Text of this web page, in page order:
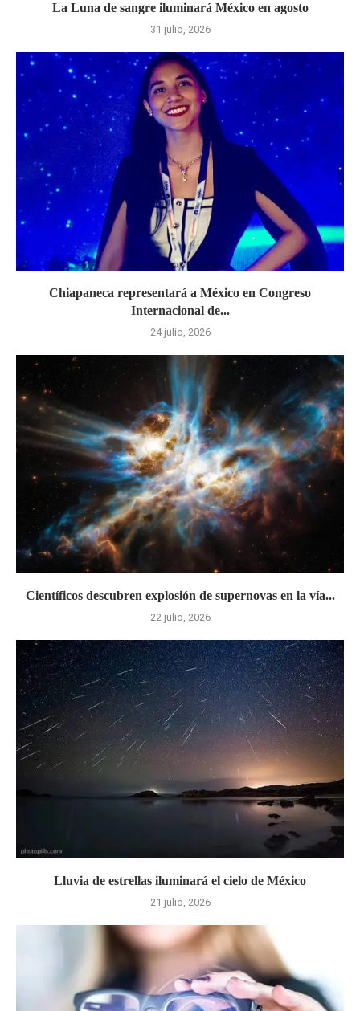
La Luna de sangre iluminará México en agosto
31 julio, 2026
Chiapaneca representará a México en Congreso
Internacional de...
24 julio, 2026
Científicos descubren explosión de supernovas en la vía...
22 julio, 2026
Lluvia de estrellas iluminará el cielo de México
21 julio, 2026